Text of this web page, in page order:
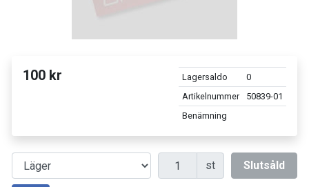
100 kr Lagersaldo
0
Artikelnummer
50839-01
Benämning
Antal st Slutsåld